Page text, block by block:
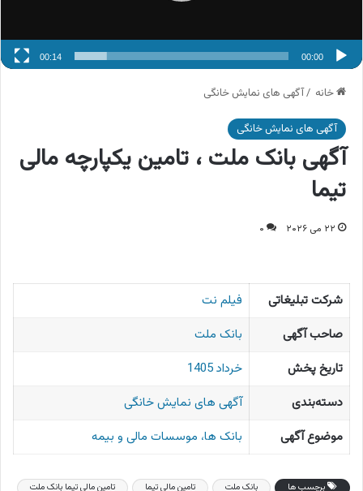
00:00
00:14
خانه /آگهی های نمایش خانگی
آگهی های نمایش خانگی
آگهی بانک ملت ، تامین یکپارچه مالی
تیما
۲۲ می ۲۰۲۶ ۰
شرکت تبلیغاتی
فیلم نت
صاحب آگهی
بانک ملت
تاریخ پخش
خرداد 1405
دسته‌بندی
آگهی های نمایش خانگی
موضوع آگهی
بانک ها، موسسات مالی و بیمه
برچسب ها بانک ملت تامین مالی تیما
تامین مالی تیما بانک ملت